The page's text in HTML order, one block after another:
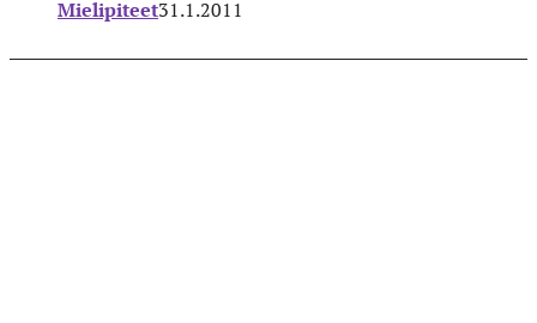
Mielipiteet31.1.2011